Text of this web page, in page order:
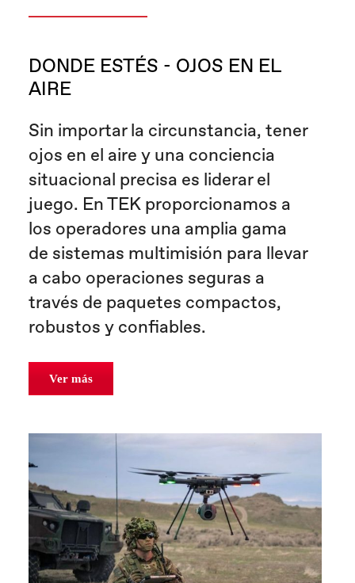
DONDE ESTÉS - OJOS EN EL
AIRE
Sin importar la circunstancia, tener
ojos en el aire y una conciencia
situacional precisa es liderar el
juego. En TEK proporcionamos a
los operadores una amplia gama
de sistemas multimisión para llevar
a cabo operaciones seguras a
través de paquetes compactos,
robustos y confiables.
Ver más